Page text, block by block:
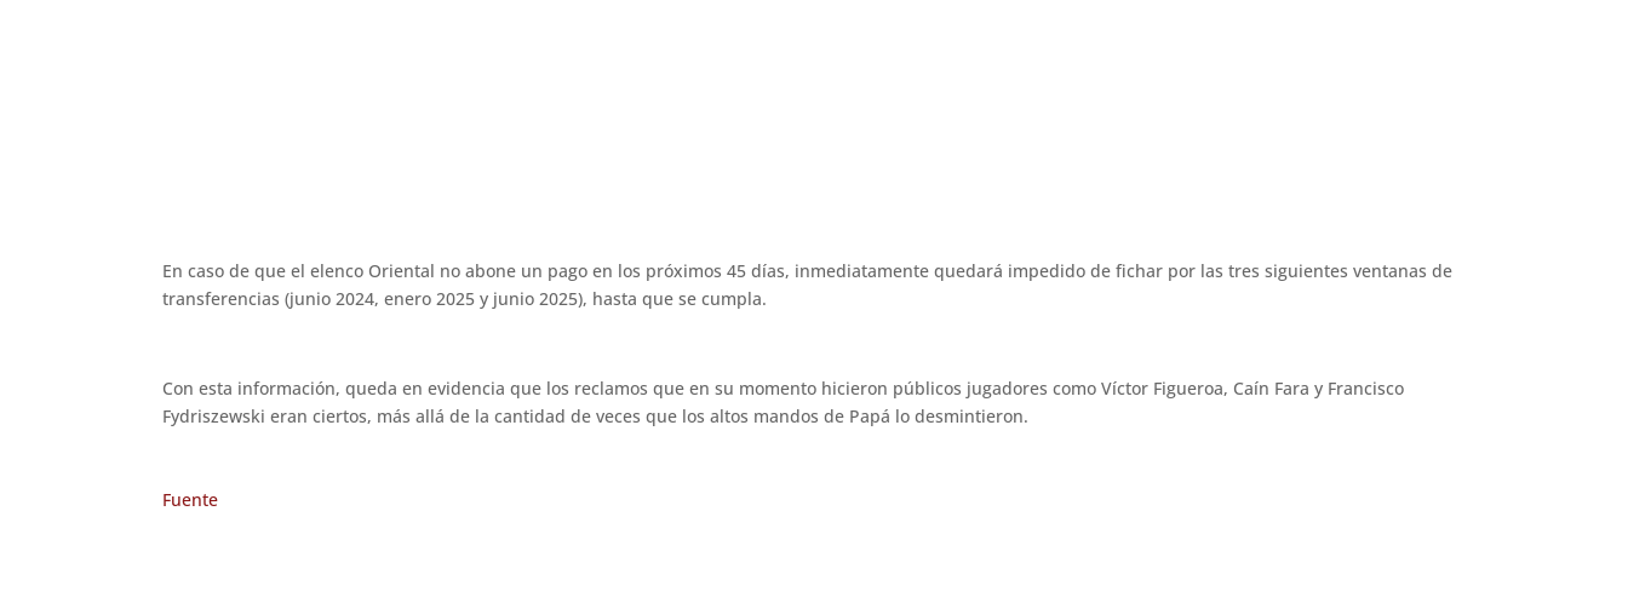
En caso de que el elenco Oriental no abone un pago en los próximos 45 días, inmediatamente quedará impedido de fichar por las tres siguientes ventanas de
transferencias (junio 2024, enero 2025 y junio 2025), hasta que se cumpla.
Con esta información, queda en evidencia que los reclamos que en su momento hicieron públicos jugadores como Víctor Figueroa, Caín Fara y Francisco
Fydriszewski eran ciertos, más allá de la cantidad de veces que los altos mandos de Papá lo desmintieron.
Fuente